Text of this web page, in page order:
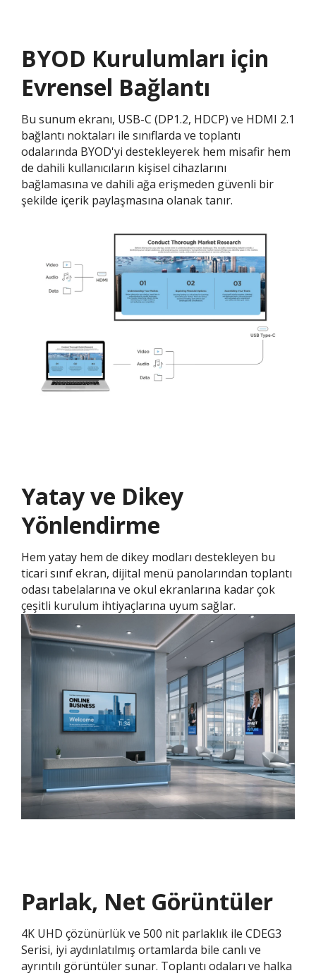
BYOD Kurulumları için
Evrensel Bağlantı
Bu sunum ekranı, USB-C (DP1.2, HDCP) ve HDMI 2.1
bağlantı noktaları ile sınıflarda ve toplantı
odalarında BYOD'yi destekleyerek hem misafir hem
de dahili kullanıcıların kişisel cihazlarını
bağlamasına ve dahili ağa erişmeden güvenli bir
şekilde içerik paylaşmasına olanak tanır.
Yatay ve Dikey
Yönlendirme
Hem yatay hem de dikey modları destekleyen bu
ticari sınıf ekran, dijital menü panolarından toplantı
odası tabelalarına ve okul ekranlarına kadar çok
çeşitli kurulum ihtiyaçlarına uyum sağlar.
Parlak, Net Görüntüler
4K UHD çözünürlük ve 500 nit parlaklık ile CDEG3
Serisi, iyi aydınlatılmış ortamlarda bile canlı ve
ayrıntılı görüntüler sunar. Toplantı odaları ve halka